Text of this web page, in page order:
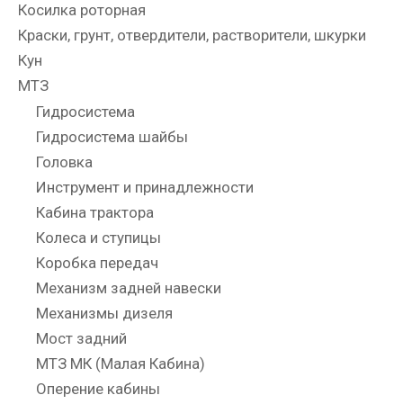
Косилка роторная
Краски, грунт, отвердители, растворители, шкурки
Кун
МТЗ
Гидросистема
Гидросистема шайбы
Головка
Инструмент и принадлежности
Кабина трактора
Колеса и ступицы
Коробка передач
Механизм задней навески
Механизмы дизеля
Мост задний
МТЗ МК (Малая Кабина)
Оперение кабины